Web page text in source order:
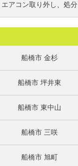
エアコン取り外し、処分
船橋市 金杉
船橋市 坪井東
船橋市 東中山
船橋市 三咲
船橋市 旭町